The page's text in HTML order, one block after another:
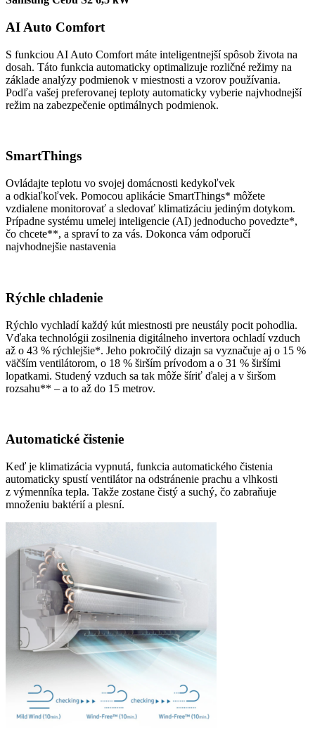
AI Auto Comfort
S funkciou AI Auto Comfort máte inteligentnejší spôsob života na
dosah. Táto funkcia automaticky optimalizuje rozličné režimy na
základe analýzy podmienok v miestnosti a vzorov používania.
Podľa vašej preferovanej teploty automaticky vyberie najvhodnejší
režim na zabezpečenie optimálnych podmienok.
SmartThings
Ovládajte teplotu vo svojej domácnosti kedykoľvek
a odkiaľkoľvek. Pomocou aplikácie SmartThings* môžete
vzdialene monitorovať a sledovať klimatizáciu jediným dotykom.
Prípadne systému umelej inteligencie (AI) jednoducho povedzte*,
čo chcete**, a spraví to za vás. Dokonca vám odporučí
najvhodnejšie nastavenia
Rýchle chladenie
Rýchlo vychladí každý kút miestnosti pre neustály pocit pohodlia.
Vďaka technológii zosilnenia digitálneho invertora ochladí vzduch
až o 43 % rýchlejšie*. Jeho pokročilý dizajn sa vyznačuje aj o 15 %
väčším ventilátorom, o 18 % širším prívodom a o 31 % širšími
lopatkami. Studený vzduch sa tak môže šíriť ďalej a v širšom
rozsahu** – a to až do 15 metrov.
Automatické čistenie
Keď je klimatizácia vypnutá, funkcia automatického čistenia
automaticky spustí ventilátor na odstránenie prachu a vlhkosti
z výmenníka tepla. Takže zostane čistý a suchý, čo zabraňuje
množeniu baktérií a plesní.